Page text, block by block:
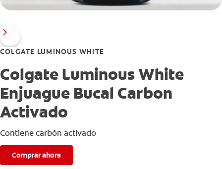
COLGATE LUMINOUS WHITE
Colgate Luminous White
Enjuague Bucal Carbon
Activado
Contiene carbón activado
Comprar ahora